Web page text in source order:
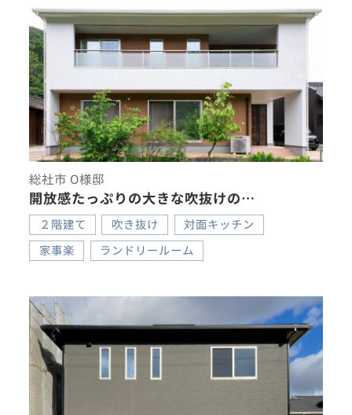
総社市 O様邸
開放感たっぷりの大きな吹抜けの…
２階建て 吹き抜け
対面キッチン
家事楽
ランドリールーム